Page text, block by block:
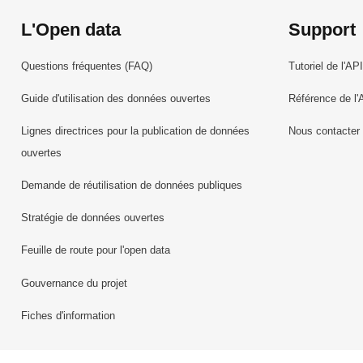
L'Open data
Questions fréquentes (FAQ)
Guide d'utilisation des données ouvertes
Lignes directrices pour la publication de données
ouvertes
Demande de réutilisation de données publiques
Stratégie de données ouvertes
Feuille de route pour l'open data
Gouvernance du projet
Fiches d'information
Support
Tutoriel de l'API
Référence de
Nous contacter